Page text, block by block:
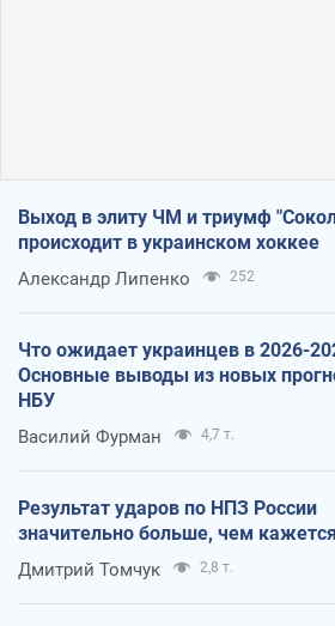
Выход в элиту ЧМ и триумф
происходит в украинском хоккее
Александр Липенко 252
Что ожидает украинцев в 2026-
Основные выводы из новых
НБУ
Василий Фурман 4,7 т.
Результат ударов по НПЗ России
значительно больше, чем кажется
Дмитрий Томчук 2,8 т.